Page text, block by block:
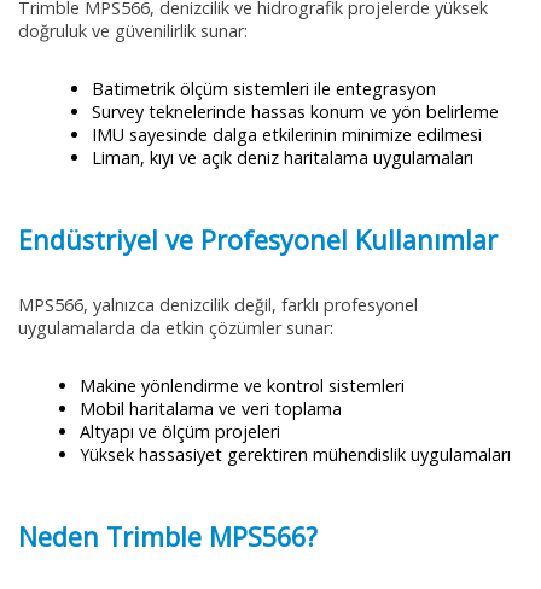
Trimble MPS566, denizcilik ve hidrografik projelerde yüksek
doğruluk ve güvenilirlik sunar:
Batimetrik ölçüm sistemleri ile entegrasyon
Survey teknelerinde hassas konum ve yön belirleme
IMU sayesinde dalga etkilerinin minimize edilmesi
Liman, kıyı ve açık deniz haritalama uygulamaları
Endüstriyel ve Profesyonel Kullanımlar
MPS566, yalnızca denizcilik değil, farklı profesyonel
uygulamalarda da etkin çözümler sunar:
Makine yönlendirme ve kontrol sistemleri
Mobil haritalama ve veri toplama
Altyapı ve ölçüm projeleri
Yüksek hassasiyet gerektiren mühendislik uygulamaları
Neden Trimble MPS566?